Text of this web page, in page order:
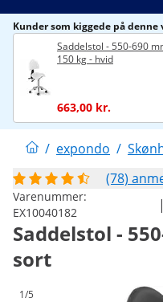
Kunder som kiggede på
Saddelstol - 550-690
150 kg - hvid
663,00 kr.
/ expondo /
(78)
Varenummer:
EX10040182
|
Saddelstol -
sort
1/5